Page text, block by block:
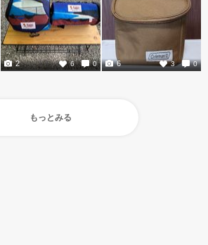
6 0
2 3 0
6
もっとみる